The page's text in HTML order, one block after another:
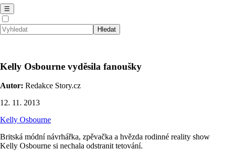
☰
Kelly Osbourne vyděsila fanoušky
Autor: Redakce Story.cz
12. 11. 2013
Kelly Osbourne
Britská módní návrhářka, zpěvačka a hvězda rodinné reality show
Kelly Osbourne si nechala odstranit tetování.